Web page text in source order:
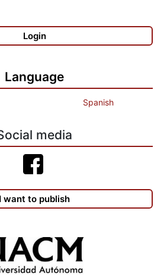
Login
Language
Spanish
media
I want to publish